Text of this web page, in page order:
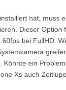
hat, muss
Dieser Option
bei FullHD.
Könnte ein
Xs auch